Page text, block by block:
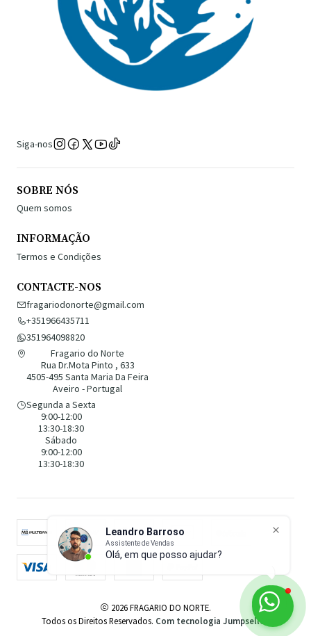
Leandro Barroso
Assistente de Vendas
Olá, em que posso ajudar?
Siga-nos
SOBRE NÓS
Quem somos
INFORMAÇÃO
Termos e Condições
CONTACTE-NOS
fragariodonorte@gmail.com
+351966435711
351964098820
Fragario do Norte
Rua Dr.Mota Pinto , 633
4505-495 Santa Maria Da Feira
Aveiro - Portugal
Segunda a Sexta
9:00-12:00
13:30-18:30
Sábado
9:00-12:00
13:30-18:30
2026 FRAGARIO DO NORTE.
Todos os Direitos Reservados. Com tecnologia Jumpseller